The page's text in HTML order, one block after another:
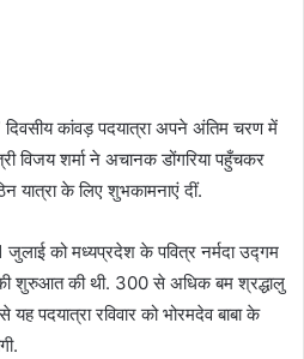
दिवसीय कांवड़ पदयात्रा अपने अंतिम चरण में
विजय शर्मा ने अचानक डोंगरिया पहुँचकर
के लिए शुभकामनाएं दीं.
जुलाई को मध्यप्रदेश के पवित्र नर्मदा उद्गम
शुरुआत की थी. 300 से अधिक बम श्रद्धालु
पदयात्रा रविवार को भोरमदेव बाबा के